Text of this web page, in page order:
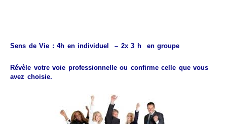
STAGES
Planning Stages « Devenez magnétiseur et énergéticien »
Sens de Vie : 4h en individuel – 2x 3 h en groupe
Révèle votre voie professionnelle ou confirme celle que vous
avez choisie.